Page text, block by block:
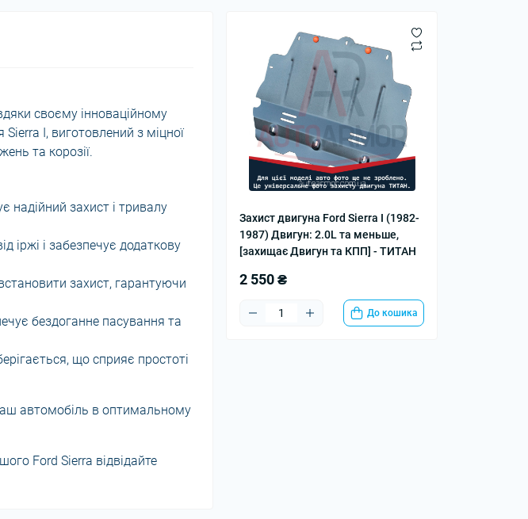
Захист двигуна Ford Sierra I (1982-
1987) Двигун: 2.0L та меньше,
[захищає Двигун та КПП] - ТИТАН
2 550 ₴
До кошика
своєму інноваційному
I, виготовлений з міцної
та корозії.
надійний захист і тривалу
іржі і забезпечує додаткову
захист, гарантуючи
бездоганне пасування та
що сприяє простоті
автомобіль в оптимальному
Ford Sierra відвідайте